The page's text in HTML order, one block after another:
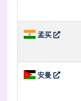
孟买
安曼